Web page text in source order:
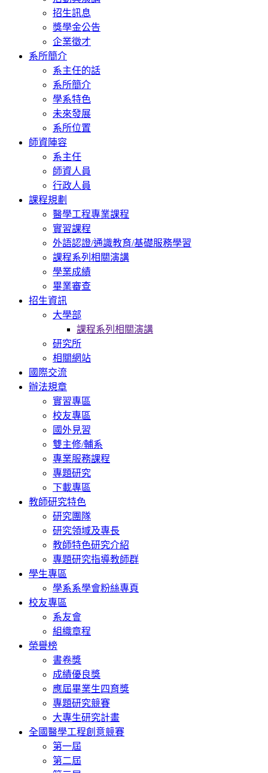
招生訊息
獎學金公告
企業徵才
系所簡介
系主任的話
系所簡介
學系特色
未來發展
系所位置
師資陣容
系主任
師資人員
行政人員
課程規劃
醫學工程專業課程
實習課程
外語認證/通識教育/基礎服務學習
課程系列相關演講
學業成績
畢業審查
招生資訊
大學部
課程系列相關演講
研究所
相關網站
國際交流
辦法規章
實習專區
校友專區
國外見習
雙主修/輔系
專業服務課程
專題研究
下載專區
教師研究特色
研究團隊
研究領域及專長
教師特色研究介紹
專題研究指導教師群
學生專區
學系系學會粉絲專頁
校友專區
系友會
組織章程
榮譽榜
書卷獎
成績優良獎
應屆畢業生四育獎
專題研究競賽
大專生研究計畫
全國醫學工程創意競賽
第一屆
第二屆